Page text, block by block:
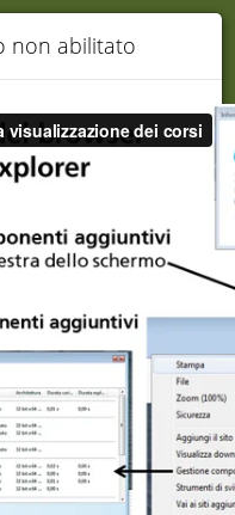
Assistenza
non abilitato
un corso DEMO.
collegaticliccando
e-learning utente